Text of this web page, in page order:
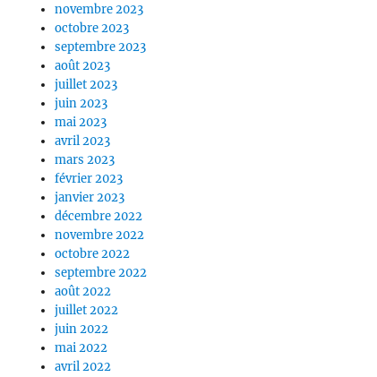
novembre 2023
octobre 2023
septembre 2023
août 2023
juillet 2023
juin 2023
mai 2023
avril 2023
mars 2023
février 2023
janvier 2023
décembre 2022
novembre 2022
octobre 2022
septembre 2022
août 2022
juillet 2022
juin 2022
mai 2022
avril 2022